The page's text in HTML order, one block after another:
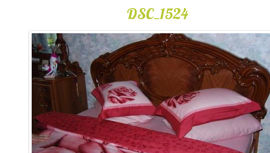
DSC_1524